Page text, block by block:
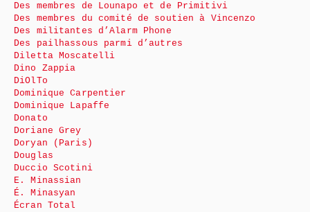
Des membres de Lounapo et de Primitivi
Des membres du comité de soutien à Vincenzo
Des militantes d’Alarm Phone
Des pailhassous parmi d’autres
Diletta Moscatelli
Dino Zappia
DiOlTo
Dominique Carpentier
Dominique Lapaffe
Donato
Doriane Grey
Doryan (Paris)
Douglas
Duccio Scotini
E. Minassian
É. Minasyan
Écran Total